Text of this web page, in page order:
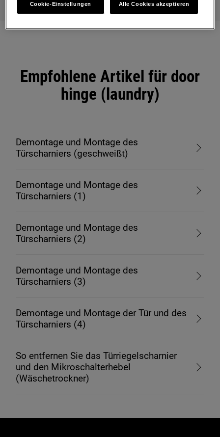
Empfohlene Artikel für door
hinge (laundry)
Demontage und Montage des
Türscharniers (geschweißt)
Demontage und Montage des
Türscharniers (1)
Demontage und Montage des
Türscharniers (2)
Demontage und Montage des
Türscharniers (3)
Demontage und Montage der Tür und des
Türscharniers (4)
So entfernen Sie das Türriegelscharnier
und den Mikroschalterhebel
(Wäschetrockner)
Cookie-Einstellungen Alle Cookies akzeptieren